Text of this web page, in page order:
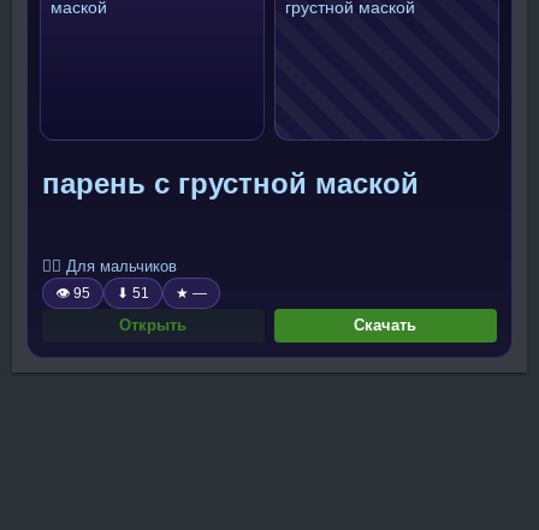
парень с грустной маской
🧍‍♂️ Для мальчиков
👁 95 ⬇ 51 ★ —
Открыть Скачать